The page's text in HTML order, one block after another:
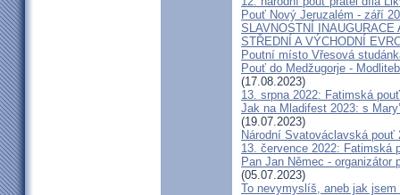
Pouť Nový Jeruzalém - září
SLAVNOSTNÍ
STŘEDNÍ A VÝCHODNÍ
Poutní místo Vřesová
Pouť do Medžugorje -
(17.08.2023)
13. srpna 2022: Fatimská
Jak na Mladifest 2023: s
(19.07.2023)
Národní Svatováclavská pouť
13. července 2022: Fatimská
Pan Jan Němec -
(05.07.2023)
To nevymyslíš, aneb jak